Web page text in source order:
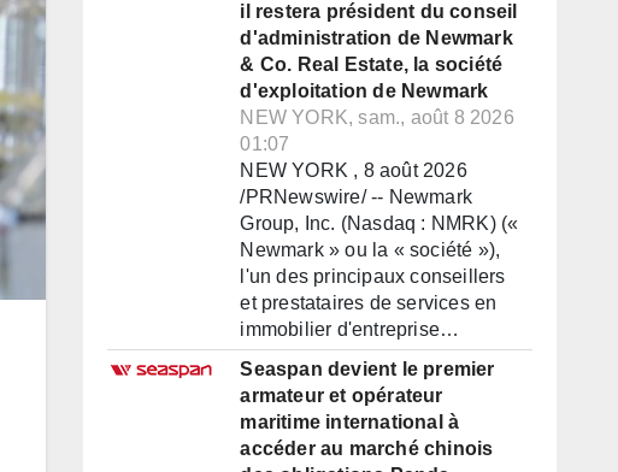
il restera président du conseil
d'administration de Newmark
& Co. Real Estate, la société
d'exploitation de Newmark
NEW YORK, sam., août 8 2026
01:07
NEW YORK , 8 août 2026
/PRNewswire/ -- Newmark
Group, Inc. (Nasdaq : NMRK) («
Newmark » ou la « société »),
l'un des principaux conseillers
et prestataires de services en
immobilier d'entreprise…
Seaspan devient le premier
armateur et opérateur
maritime international à
accéder au marché chinois